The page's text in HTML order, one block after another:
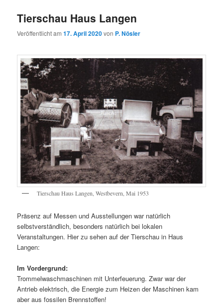
Tierschau Haus Langen
Veröffentlicht am17. April 2020von P. Nösler
Tierschau Haus Langen, Westbevern, Mai 1953
Präsenz auf Messen und Ausstellungen war natürlich
selbstverständlich, besonders natürlich bei lokalen
Veranstaltungen. Hier zu sehen auf der Tierschau in Haus
Langen:
Im Vordergrund:
Trommelwaschmaschinen mit Unterfeuerung. Zwar war der
Antrieb elektrisch, die Energie zum Heizen der Maschinen kam
aber aus fossilen Brennstoffen!